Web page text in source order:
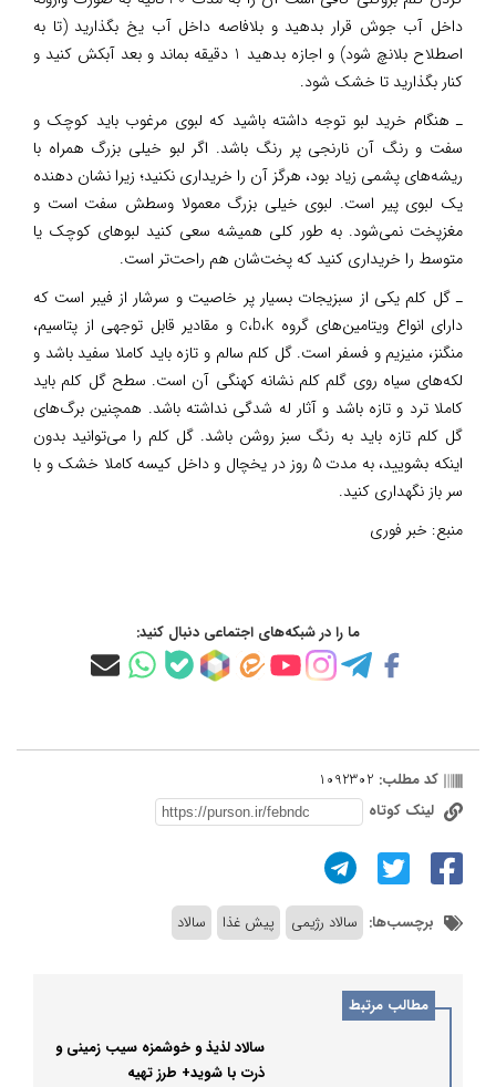
داخل آب جوش قرار بدهید و بلافاصه داخل آب یخ بگذارید (تا به
اصطلاح بلانچ شود) و اجازه بدهید 1 دقیقه بماند و بعد آبکش کنید و
کنار بگذارید تا خشک شود.
ـ هنگام خرید لبو توجه داشته باشید که لبوی مرغوب باید کوچک و
سفت و رنگ آن نارنجی پر رنگ باشد. اگر لبو خیلی بزرگ همراه با
ریشه‌های پشمی زیاد بود، هرگز آن را خریداری نکنید؛ زیرا نشان دهنده
یک لبوی پیر است. لبوی خیلی بزرگ معمولا وسطش سفت است و
مغزپخت نمی‌شود. به طور کلی همیشه سعی کنید لبوهای کوچک یا
متوسط را خریداری کنید که پخت‌شان هم راحت‌تر است.
ـ گل کلم یکی از سبزیجات بسیار پر خاصیت و سرشار از فیبر است که
دارای انواع ویتامین‌های گروه c،b،k و مقادیر قابل توجهی از پتاسیم،
منگنز، منیزیم و فسفر است. گل کلم سالم و تازه باید کاملا سفید باشد و
لکه‌های سیاه روی گلم کلم نشانه کهنگی آن است. سطح گل کلم باید
کاملا ترد و تازه باشد و آثار له شدگی نداشته باشد. همچنین برگ‌های
گل کلم تازه باید به رنگ سبز روشن باشد. گل کلم را می‌توانید بدون
اینکه بشویید، به مدت 5 روز در یخچال و داخل کیسه کاملا خشک و با
سر باز نگهداری کنید.
منبع: خبر فوری
ما را در شبکه‌های اجتماعی دنبال کنید:
کد مطلب: 1092302
لینک کوتاه
برچسب‌ها: سالاد رژیمی پیش غذا سالاد
مطالب مرتبط
سالاد لذیذ و خوشمزه سیب زمینی و
ذرت با شوید+ طرز تهیه